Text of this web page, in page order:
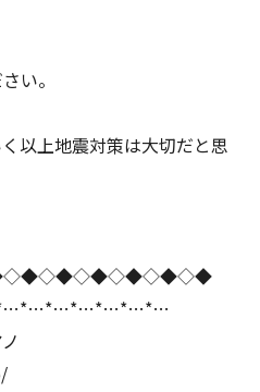
い。
以上地震対策は大切だと思